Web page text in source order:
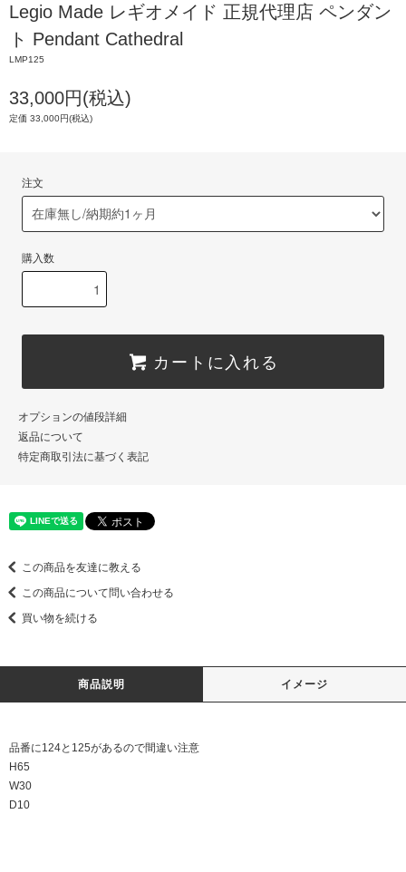
Legio Made レギオメイド 正規代理店 ペンダン
ト Pendant Cathedral
LMP125
33,000円(税込)
定価 33,000円(税込)
注文
購入数
カートに入れる
オプションの値段詳細
返品について
特定商取引法に基づく表記
この商品を友達に教える
この商品について問い合わせる
買い物を続ける
商品説明 イメージ
品番に124と125があるので間違い注意
H65
W30
D10